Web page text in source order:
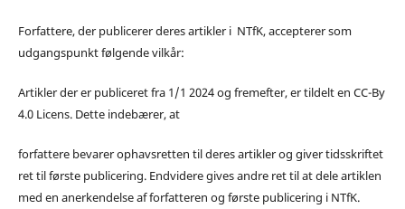
Forfattere, der publicerer deres artikler i NTfK, accepterer som
udgangspunkt følgende vilkår:
Artikler der er publiceret fra 1/1 2024 og fremefter, er tildelt en CC-By
4.0 Licens. Dette indebærer, at
forfattere bevarer ophavsretten til deres artikler og giver tidsskriftet
ret til første publicering. Endvidere gives andre ret til at dele artiklen
med en anerkendelse af forfatteren og første publicering i NTfK.